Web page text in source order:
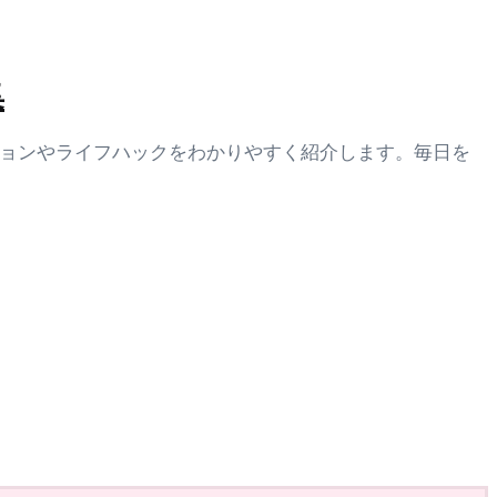
ンやライフハックをわかりやすく紹介します。毎日を